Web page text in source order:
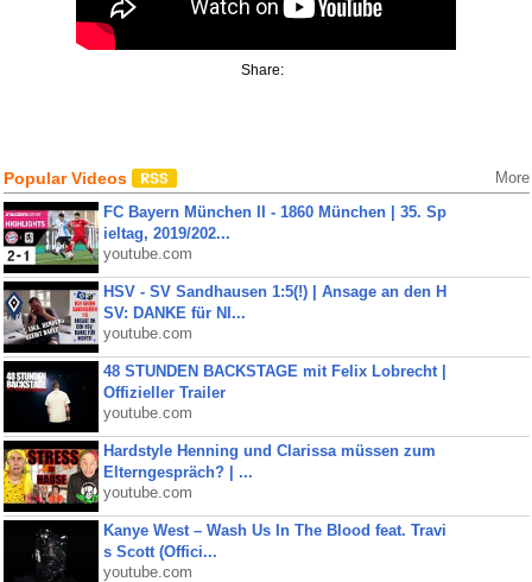
Share:
Popular Videos More
FC Bayern München II - 1860 München | 35. Sp
ieltag, 2019/202...
youtube.com
HSV - SV Sandhausen 1:5(!) | Ansage an den H
SV: DANKE für NI...
youtube.com
48 STUNDEN BACKSTAGE mit Felix Lobrecht |
Offizieller Trailer
youtube.com
Hardstyle Henning und Clarissa müssen zum
Elterngespräch? | ...
youtube.com
Kanye West – Wash Us In The Blood feat. Travi
s Scott (Offici...
youtube.com